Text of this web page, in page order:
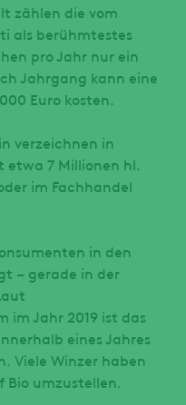
zählen die vom
als berühmtestes
pro Jahr nur ein
Jahrgang kann eine
Euro kosten.
verzeichnen in
7 Millionen hl.
im Fachhandel
in den
– gerade in der
im Jahr 2019 ist das
eines Jahres
Viele Winzer haben
Bio umzustellen.